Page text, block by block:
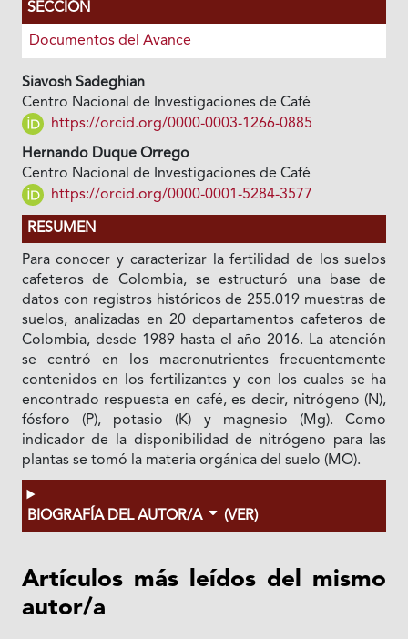
SECCIÓN
Documentos del Avance
Siavosh Sadeghian
Centro Nacional de Investigaciones de Café
https://orcid.org/0000-0003-1266-0885
Hernando Duque Orrego
Centro Nacional de Investigaciones de Café
https://orcid.org/0000-0001-5284-3577
RESUMEN
Para conocer y caracterizar la fertilidad de los suelos
cafeteros de Colombia, se estructuró una base de
datos con registros históricos de 255.019 muestras de
suelos, analizadas en 20 departamentos cafeteros de
Colombia, desde 1989 hasta el año 2016. La atención
se centró en los macronutrientes frecuentemente
contenidos en los fertilizantes y con los cuales se ha
encontrado respuesta en café, es decir, nitrógeno (N),
fósforo (P), potasio (K) y magnesio (Mg). Como
indicador de la disponibilidad de nitrógeno para las
plantas se tomó la materia orgánica del suelo (MO).
BIOGRAFÍA DEL AUTOR/A (VER)
Artículos más leídos del mismo
autor/a